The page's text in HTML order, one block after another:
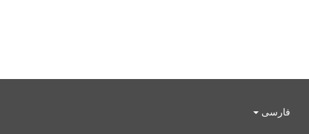
فارسی